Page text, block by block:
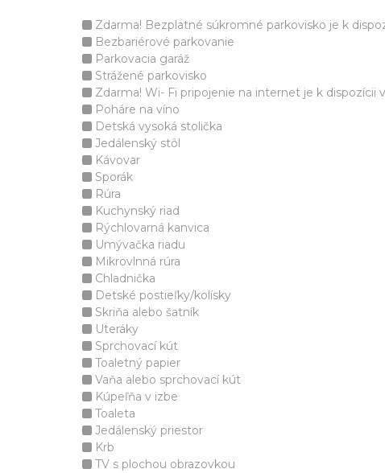
Zdarma! Bezplatné súkromné parkovisko je k
Bezbariérové parkovanie
Parkovacia garáž
Strážené parkovisko
Zdarma! Wi- Fi pripojenie na internet je k dispozícii
Poháre na víno
Detská vysoká stolička
Jedálenský stôl
Kávovar
Sporák
Rúra
Kuchynský riad
Rýchlovarná kanvica
Umývačka riadu
Mikrovlnná rúra
Chladnička
Detské postieľky/kolísky
Skriňa alebo šatník
Uteráky
Sprchovací kút
Toaletný papier
Vaňa alebo sprchovací kút
Kúpeľňa v izbe
Toaleta
Jedálenský priestor
Krb
TV s plochou obrazovkou